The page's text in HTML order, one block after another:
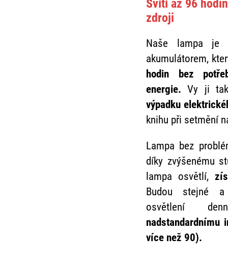
Do košíku
Do košíku
Svítí až 96
zdroji
Naše lampa je
akumulátorem,
hodin bez
energie. Vy ji
výpadku
knihu při setmění
Lampa bez
díky zvýšenému
lampa osvětlí,
Budou stejné
osvětlení
nadstandardnímu
více než 90).